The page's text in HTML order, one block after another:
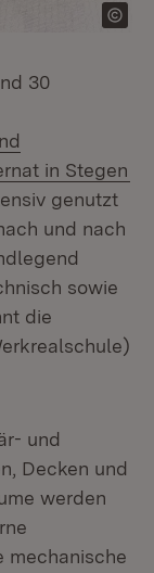
30
in Stegen
genutzt
und nach
sowie
die
und
Decken und
werden
mechanische